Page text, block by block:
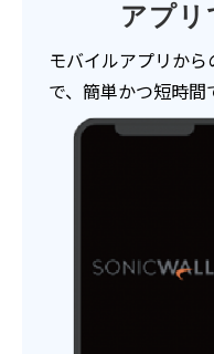
アプリ
モバイルアプリか
で、簡単かつ短時間